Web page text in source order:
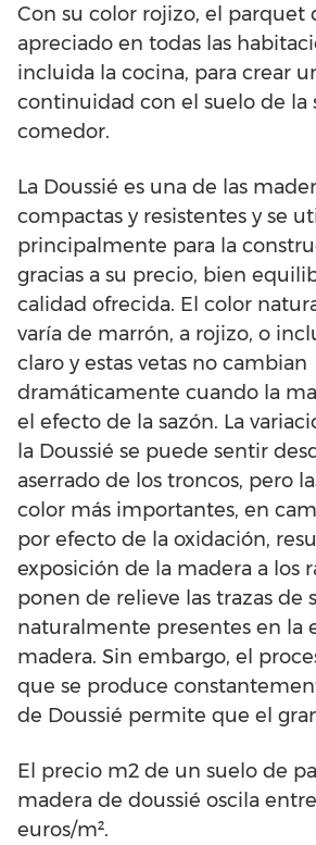
Con su color rojizo, el parquet
apreciado en todas las
incluida la cocina, para crear
continuidad con el suelo de la
comedor.
La Doussié es una de las
compactas y resistentes y se
principalmente para la
gracias a su precio, bien
calidad ofrecida. El color
varía de marrón, a rojizo, o
claro y estas vetas no cambian
dramáticamente cuando la
el efecto de la sazón. La
la Doussié se puede sentir
aserrado de los troncos, pero
color más importantes, en
por efecto de la oxidación,
exposición de la madera a los
ponen de relieve las trazas de
naturalmente presentes en la
madera. Sin embargo, el
que se produce
de Doussié permite que el
El precio m2 de un suelo de
madera de doussié oscila
euros/m².